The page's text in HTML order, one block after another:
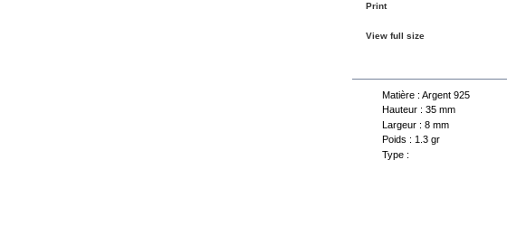
Print
View full size
Matière : Argent 925
Hauteur : 35 mm
Largeur : 8 mm
Poids : 1.3 gr
Type :